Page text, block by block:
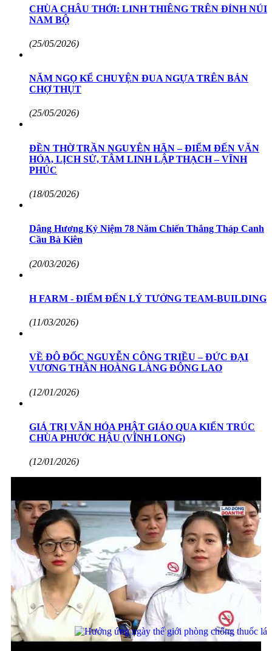
CHÙA CHÂU THỚI: LINH THIÊNG TRÊN ĐỈNH NÚI
NAM BỘ
(25/05/2026)
NĂM NGỌ KỂ CHUYỆN ĐUA NGỰA TRÊN BẢN
CHỢ THỤT
(25/05/2026)
ĐỀN THỜ TRẦN NGUYÊN HÃN – ĐIỂM ĐẾN VĂN
HÓA, LỊCH SỬ, TÂM LINH LẬP THẠCH – VĨNH
PHÚC
(18/05/2026)
Dâng Hương Kỷ Niệm 78 Năm Chiến Thắng Tháp Canh
Cầu Bà Kiên
(20/03/2026)
H FARM - ĐIỂM ĐẾN LÝ TƯỞNG TEAM-BUILDING
(11/03/2026)
VỀ ĐÔ ĐỐC NGUYỄN CÔNG TRIỀU – ĐỨC ĐẠI
VƯƠNG THẦN HOÀNG LÀNG ĐÔNG LAO
(12/01/2026)
GIÁ TRỊ VĂN HÓA PHẬT GIÁO QUA KIẾN TRÚC
CHÙA PHƯỚC HẬU (VĨNH LONG)
(12/01/2026)